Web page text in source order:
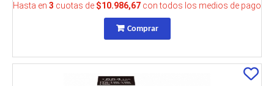
Hasta en 3 cuotas de $10.986,67 con todos los medios de pago
Comprar